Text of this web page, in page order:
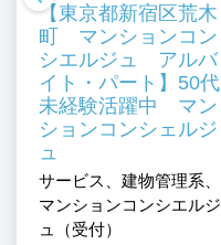
【東京都新宿区荒木
町 マンションコン
シエルジュ アルバ
イト・パート】50代
未経験活躍中 マン
ションコンシェルジ
ュ
サービス、建物管理系、
マンションコンシエルジ
ュ（受付）